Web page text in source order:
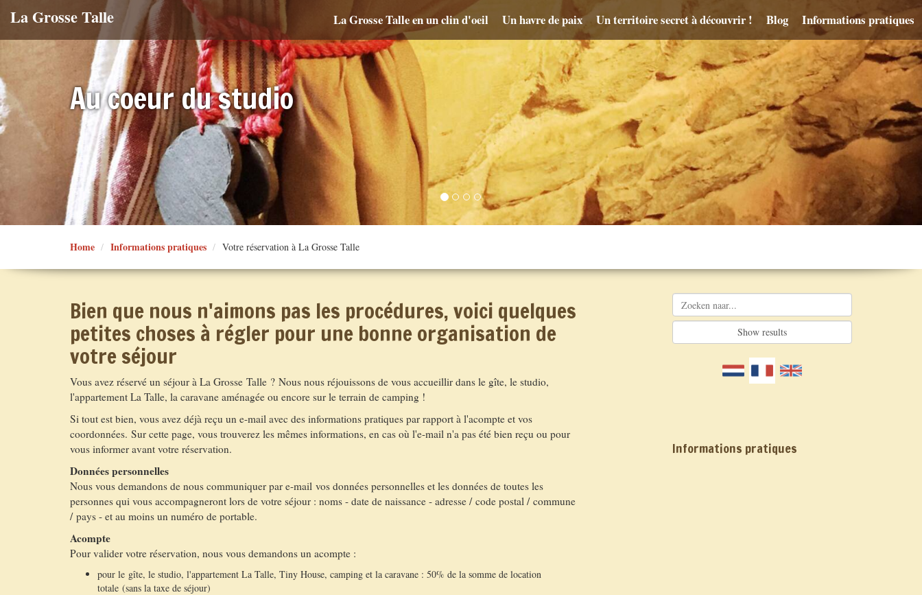
La Grosse Talle La Grosse Talle en un clin d'oeil Un havre de paix Un territoire secret à découvrir ! Blog Informations pratiques
Au coeur du studio
Home Informations pratiques Votre réservation à La Grosse Talle
Bien que nous n'aimons pas les procédures, voici quelques
petites choses à régler pour une bonne organisation de
votre séjour
Vous avez réservé un séjour à La Grosse Talle ? Nous nous réjouissons de vous accueillir dans le gîte, le studio,
l'appartement La Talle, la caravane aménagée ou encore sur le terrain de camping !
Si tout est bien, vous avez déjà reçu un e-mail avec des informations pratiques par rapport à l'acompte et vos
coordonnées. Sur cette page, vous trouverez les mêmes informations, en cas où l'e-mail n'a pas été bien reçu ou pour
vous informer avant votre réservation.
Données personnelles
Nous vous demandons de nous communiquer par e-mail vos données personnelles et les données de toutes les
personnes qui vous accompagneront lors de votre séjour : noms - date de naissance - adresse / code postal / commune
/ pays - et au moins un numéro de portable.
Acompte
Pour valider votre réservation, nous vous demandons un acompte :
pour le gîte, le studio, l'appartement La Talle, Tiny House, camping et la caravane : 50% de la somme de location
totale (sans la taxe de séjour)
Informations pratiques